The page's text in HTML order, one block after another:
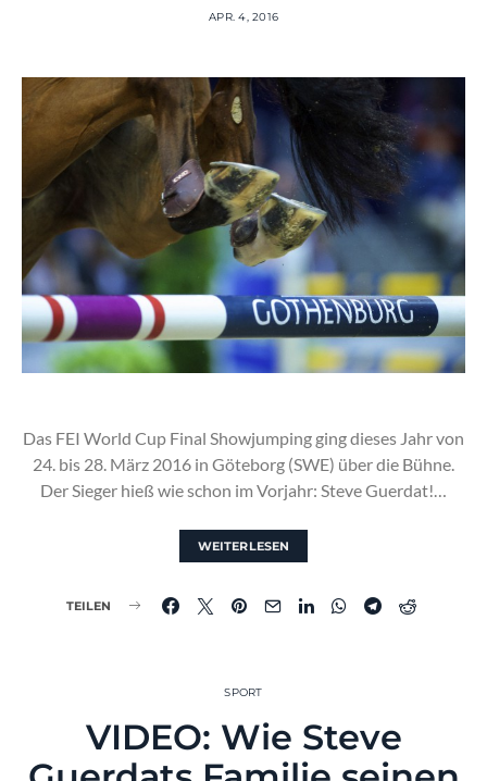
APR. 4, 2016
Das FEI World Cup Final Showjumping ging dieses Jahr von
24. bis 28. März 2016 in Göteborg (SWE) über die Bühne.
Der Sieger hieß wie schon im Vorjahr: Steve Guerdat!…
WEITERLESEN
TEILEN
SPORT
VIDEO: Wie Steve